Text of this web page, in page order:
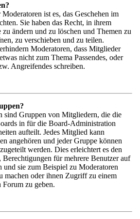
ist es, das Geschehen im
Sie haben das Recht, in ihrem
ändern und zu löschen und Themen zu
zu verschieben und zu teilen.
Moderatoren, dass Mitglieder
nicht zum Thema Passendes, oder
Angreifendes schreiben.
sind Gruppen von Mitgliedern, die die
in für die Board-Administration
aufteilt. Jedes Mitglied kann
angehören und jeder Gruppe können
werden. Dies erleichtert es den
für mehrere Benutzer auf
und sie zum Beispiel zu Moderatoren
machen oder ihnen Zugriff zu einem
zu geben.